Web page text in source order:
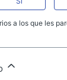
a los que les